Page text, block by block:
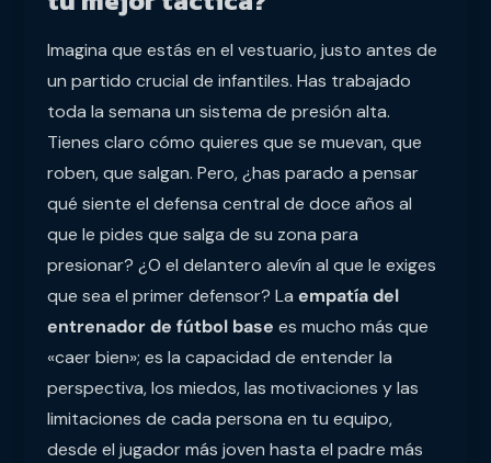
Imagina que estás en el vestuario, justo antes de
un partido crucial de infantiles. Has trabajado
toda la semana un sistema de presión alta.
Tienes claro cómo quieres que se muevan, que
roben, que salgan. Pero, ¿has parado a pensar
qué siente el defensa central de doce años al
que le pides que salga de su zona para
presionar? ¿O el delantero alevín al que le exiges
que sea el primer defensor? La empatía del
entrenador de fútbol base es mucho más que
«caer bien»; es la capacidad de entender la
perspectiva, los miedos, las motivaciones y las
limitaciones de cada persona en tu equipo,
desde el jugador más joven hasta el padre más